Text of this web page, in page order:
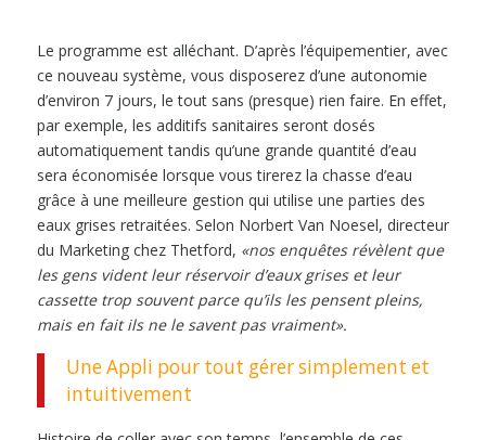
Le programme est alléchant. D’après l’équipementier, avec
ce nouveau système, vous disposerez d’une autonomie
d’environ 7 jours, le tout sans (presque) rien faire. En effet,
par exemple, les additifs sanitaires seront dosés
automatiquement tandis qu’une grande quantité d’eau
sera économisée lorsque vous tirerez la chasse d’eau
grâce à une meilleure gestion qui utilise une parties des
eaux grises retraitées. Selon Norbert Van Noesel, directeur
du Marketing chez Thetford, «nos enquêtes révèlent que
les gens vident leur réservoir d’eaux grises et leur
cassette trop souvent parce qu’ils les pensent pleins,
mais en fait ils ne le savent pas vraiment».
Une Appli pour tout gérer simplement et
intuitivement